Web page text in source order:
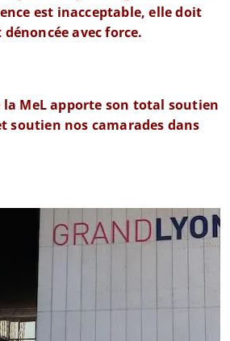
est inacceptable, elle doit
avec force.
la MeL apporte son total soutien
soutien nos camarades dans